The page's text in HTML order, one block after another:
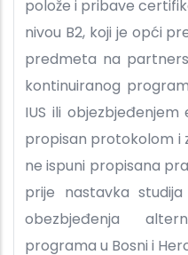
polože i pribave
nivou B2, koji je opći
predmeta na
kontinuiranog
IUS ili
propisan protokolom i
ne ispuni propisana
prije nastavka
obezbjeđenja
programa u Bosni i